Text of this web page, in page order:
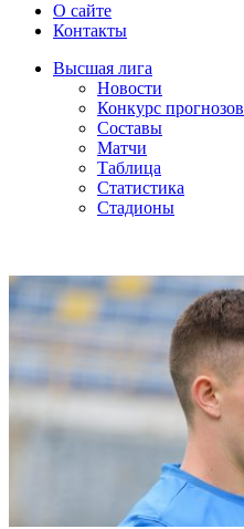
О сайте
Контакты
Высшая лига
Новости
Конкурс прогнозов
Составы
Матчи
Таблица
Статистика
Стадионы